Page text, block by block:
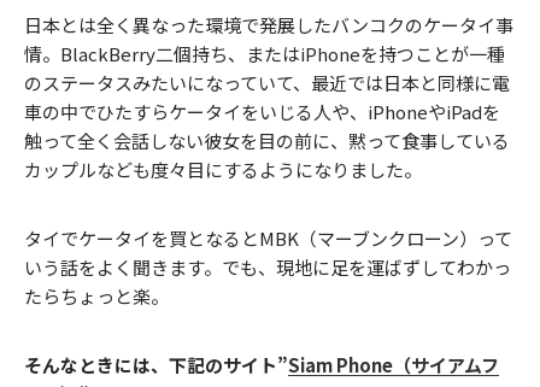
日本とは全く異なった環境で発展したバンコクのケータイ事
情。BlackBerry二個持ち、またはiPhoneを持つことが一種
のステータスみたいになっていて、最近では日本と同様に電
車の中でひたすらケータイをいじる人や、iPhoneやiPadを
触って全く会話しない彼女を目の前に、黙って食事している
カップルなども度々目にするようになりました。
タイでケータイを買となるとMBK（マーブンクローン）って
いう話をよく聞きます。でも、現地に足を運ばずしてわかっ
たらちょっと楽。
そんなときには、下記のサイト”Siam Phone（サイアムフ